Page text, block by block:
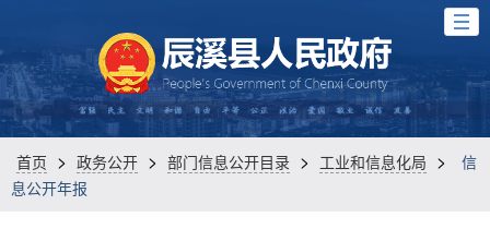
首页 > 政务公开 > 部门信息公开目录 > 工业和信息化局 >
信
息公开年报